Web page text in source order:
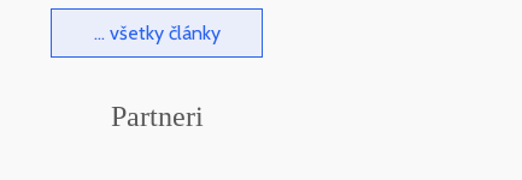
... všetky články
Partneri